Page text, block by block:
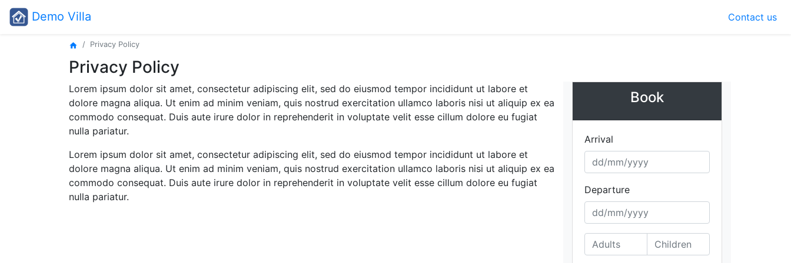
Demo Villa Contact us
home Privacy Policy
Privacy Policy
Lorem ipsum dolor sit amet, consectetur adipiscing elit, sed do eiusmod tempor incididunt ut labore et
dolore magna aliqua. Ut enim ad minim veniam, quis nostrud exercitation ullamco laboris nisi ut aliquip ex ea
commodo consequat. Duis aute irure dolor in reprehenderit in voluptate velit esse cillum dolore eu fugiat
nulla pariatur.
Lorem ipsum dolor sit amet, consectetur adipiscing elit, sed do eiusmod tempor incididunt ut labore et
dolore magna aliqua. Ut enim ad minim veniam, quis nostrud exercitation ullamco laboris nisi ut aliquip ex ea
commodo consequat. Duis aute irure dolor in reprehenderit in voluptate velit esse cillum dolore eu fugiat
nulla pariatur.
Book
Arrival
Departure